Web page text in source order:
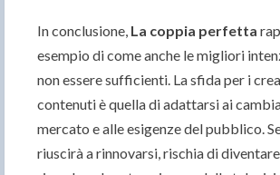
In conclusione, La coppia perfetta
esempio di come anche le migliori
non essere sufficienti. La sfida per i
contenuti è quella di adattarsi ai
mercato e alle esigenze del pubblico.
riuscirà a rinnovarsi, rischia di